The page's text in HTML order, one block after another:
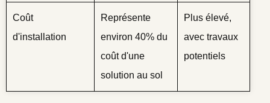
Coût
d'installation
Représente
environ 40% du
coût d'une
solution au sol
Plus élevé,
avec travaux
potentiels